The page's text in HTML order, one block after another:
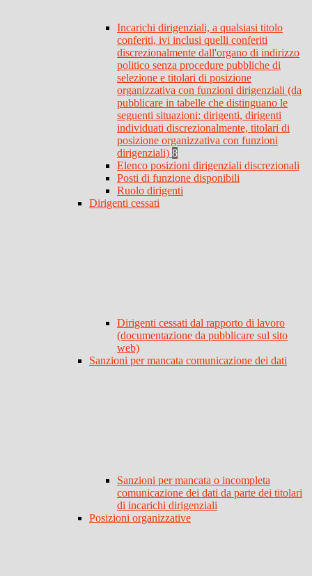
Incarichi dirigenziali, a qualsiasi titolo
conferiti, ivi inclusi quelli conferiti
discrezionalmente dall'organo di indirizzo
politico senza procedure pubbliche di
selezione e titolari di posizione
organizzativa con funzioni dirigenziali (da
pubblicare in tabelle che distinguano le
seguenti situazioni: dirigenti, dirigenti
individuati discrezionalmente, titolari di
posizione organizzativa con funzioni
dirigenziali) 8
Elenco posizioni dirigenziali discrezionali
Posti di funzione disponibili
Ruolo dirigenti
Dirigenti cessati
Dirigenti cessati dal rapporto di lavoro
(documentazione da pubblicare sul sito
web)
Sanzioni per mancata comunicazione dei dati
Sanzioni per mancata o incompleta
comunicazione dei dati da parte dei titolari
di incarichi dirigenziali
Posizioni organizzative